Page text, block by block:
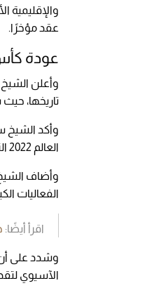
عقد مؤخرًا.
عودة كأس
وأعلن الشيخ
تاريخها، حيث
وأكد الشيخ
العالم 2022 التي أقيمت في قطر.
وأضاف
الفعاليات
اقرأ أيضًا:
وشدد على أن
الآسيوي